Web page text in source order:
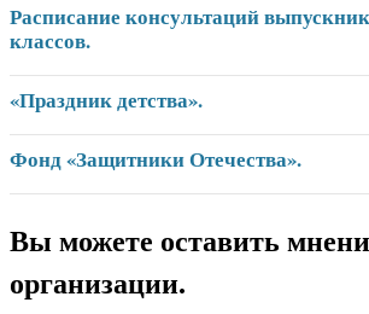
Расписание консультаций
классов.
«Праздник детства».
Фонд «Защитники Отечества».
Вы можете оставить
организации.